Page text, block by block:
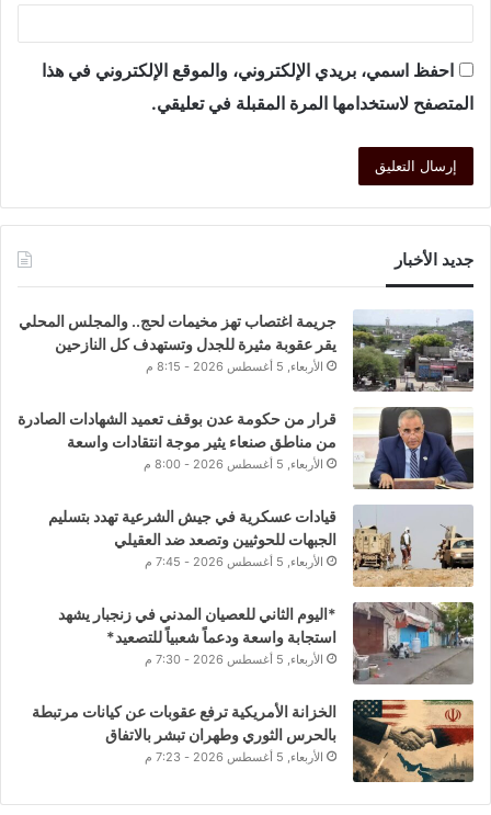
احفظ اسمي، بريدي الإلكتروني، والموقع الإلكتروني في هذا
المتصفح لاستخدامها المرة المقبلة في تعليقي.
جديد الأخبار
جريمة اغتصاب تهز مخيمات لحج.. والمجلس المحلي
يقر عقوبة مثيرة للجدل وتستهدف كل النازحين
الأربعاء, 5 أغسطس 2026 - 8:15 م
قرار من حكومة عدن بوقف تعميد الشهادات الصادرة
من مناطق صنعاء يثير موجة انتقادات واسعة
الأربعاء, 5 أغسطس 2026 - 8:00 م
قيادات عسكرية في جيش الشرعية تهدد بتسليم
الجبهات للحوثيين وتصعد ضد العقيلي
الأربعاء, 5 أغسطس 2026 - 7:45 م
*اليوم الثاني للعصيان المدني في زنجبار يشهد
استجابة واسعة ودعماً شعبياً للتصعيد*
الأربعاء, 5 أغسطس 2026 - 7:30 م
الخزانة الأمريكية ترفع عقوبات عن كيانات مرتبطة
بالحرس الثوري وطهران تبشر بالاتفاق
الأربعاء, 5 أغسطس 2026 - 7:23 م